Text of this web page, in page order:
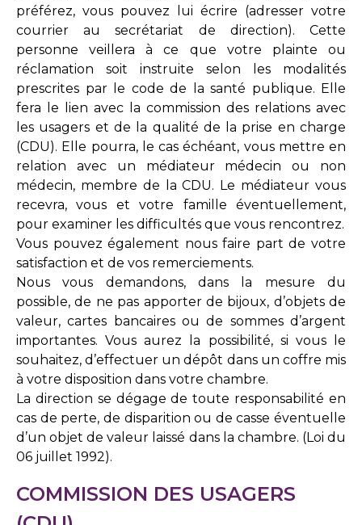
préférez, vous pouvez lui écrire (adresser votre
courrier au secrétariat de direction). Cette
personne veillera à ce que votre plainte ou
réclamation soit instruite selon les modalités
prescrites par le code de la santé publique. Elle
fera le lien avec la commission des relations avec
les usagers et de la qualité de la prise en charge
(CDU). Elle pourra, le cas échéant, vous mettre en
relation avec un médiateur médecin ou non
médecin, membre de la CDU. Le médiateur vous
recevra, vous et votre famille éventuellement,
pour examiner les difficultés que vous rencontrez.
Vous pouvez également nous faire part de votre
satisfaction et de vos remerciements.
Nous vous demandons, dans la mesure du
possible, de ne pas apporter de bijoux, d’objets de
valeur, cartes bancaires ou de sommes d’argent
importantes. Vous aurez la possibilité, si vous le
souhaitez, d’effectuer un dépôt dans un coffre mis
à votre disposition dans votre chambre.
La direction se dégage de toute responsabilité en
cas de perte, de disparition ou de casse éventuelle
d’un objet de valeur laissé dans la chambre. (Loi du
06 juillet 1992).
COMMISSION DES USAGERS